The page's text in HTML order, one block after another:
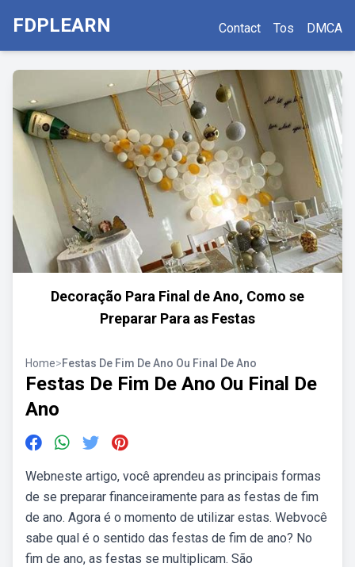
FDPLEARN Contact Tos DMCA
Decoração Para Final de Ano, Como se
Preparar Para as Festas
Home>Festas De Fim De Ano Ou Final De Ano
Festas De Fim De Ano Ou Final De
Ano
Webneste artigo, você aprendeu as principais formas
de se preparar financeiramente para as festas de fim
de ano. Agora é o momento de utilizar estas. Webvocê
sabe qual é o sentido das festas de fim de ano? No
fim de ano, as festas se multiplicam. São